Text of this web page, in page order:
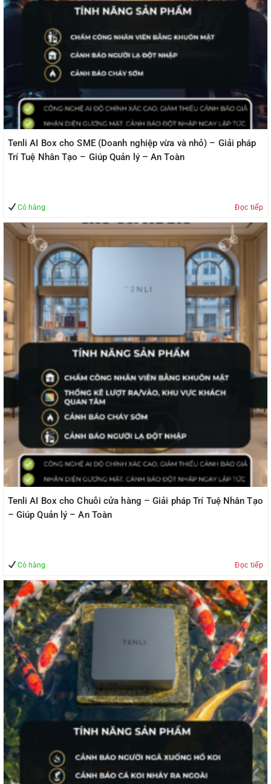
Tenli AI Box cho SME (Doanh nghiệp vừa và nhỏ) – Giải pháp
Trí Tuệ Nhân Tạo – Giúp Quản lý – An Toàn
Có hàng Đọc tiếp
Tenli AI Box cho Chuỗi cửa hàng – Giải pháp Trí Tuệ Nhân Tạo
– Giúp Quản lý – An Toàn
Có hàng Đọc tiếp